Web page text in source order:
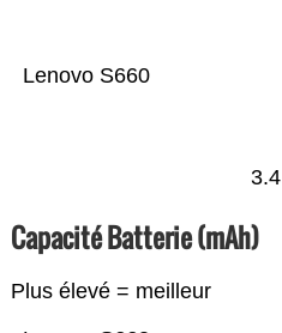
Lenovo S660
3.4
Capacité Batterie (mAh)
Plus élevé = meilleur